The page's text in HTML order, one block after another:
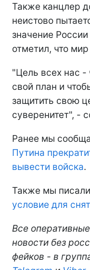
Также канцлер
неистово
значение
отметил, что
"Цель всех нас -
свой план и
защитить свою
суверенитет", -
Ранее мы
Путина
вывести войска.
Также мы
условие для
Все
новости без
фейков - в